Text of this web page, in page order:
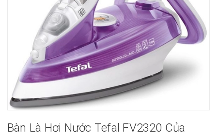
Bàn Là Hơi Nước Tefal FV2320 Của